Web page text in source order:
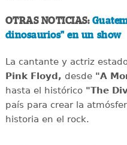
OTRAS NOTICIAS:
dinosaurios" en un show
La cantante y actriz
Pink Floyd, desde"A
hasta el histórico"The
país para crear la
historia en el rock.